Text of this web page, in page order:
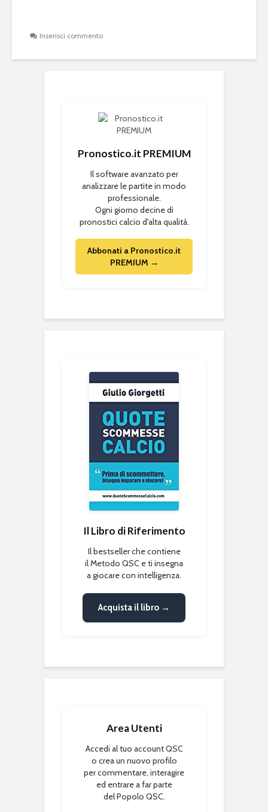
Inserisci commento
Pronostico.it PREMIUM
Il software avanzato per
analizzare le partite in modo
professionale.
Ogni giorno decine di
pronostici calcio d'alta qualità.
Abbonati a Pronostico.it
PREMIUM →
Il Libro di Riferimento
Il bestseller che contiene
il Metodo QSC e ti insegna
a giocare con intelligenza.
Acquista il libro →
Area Utenti
Accedi al tuo account QSC
o crea un nuovo profilo
per commentare, interagire
ed entrare a far parte
del Popolo QSC.